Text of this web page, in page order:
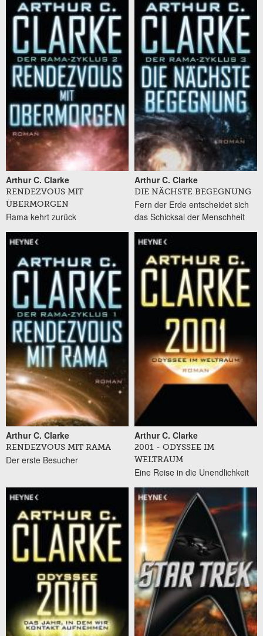
Arthur C. Clarke
RENDEZVOUS MIT
ÜBERMORGEN
Rama kehrt zurück
Arthur C. Clarke
DIE NÄCHSTE BEGEGNUNG
Fern der Erde entscheidet sich
das Schicksal der Menschheit
Arthur C. Clarke
RENDEZVOUS MIT RAMA
Der erste Besucher
Arthur C. Clarke
2001 - ODYSSEE IM
WELTRAUM
Eine Reise in die Unendlichkeit